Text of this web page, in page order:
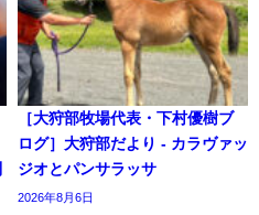
［大狩部牧場代表・下村優樹ブ
ログ］大狩部だより - カラヴァッ
ジオとパンサラッサ
2026年8月6日